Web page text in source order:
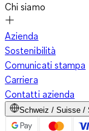
Chi siamo
Azienda
Sostenibilità
Comunicati stampa
Carriera
Contatti azienda
Schweiz / Suisse /